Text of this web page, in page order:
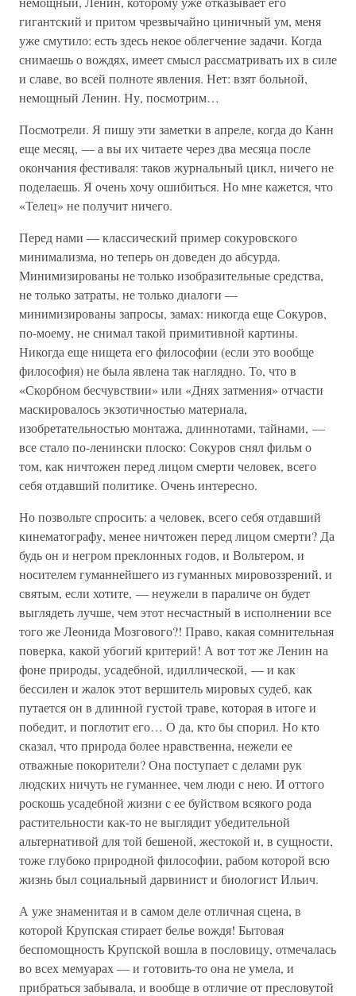
гигантский и притом чрезвычайно циничный ум, меня
уже смутило: есть здесь некое облегчение задачи. Когда
снимаешь о вождях, имеет смысл рассматривать их в силе
и славе, во всей полноте явления. Нет: взят больной,
немощный Ленин. Ну, посмотрим…
Посмотрели. Я пишу эти заметки в апреле, когда до Канн
еще месяц, — а вы их читаете через два месяца после
окончания фестиваля: таков журнальный цикл, ничего не
поделаешь. Я очень хочу ошибиться. Но мне кажется, что
«Телец» не получит ничего.
Перед нами — классический пример сокуровского
минимализма, но теперь он доведен до абсурда.
Минимизированы не только изобразительные средства,
не только затраты, не только диалоги —
минимизированы запросы, замах: никогда еще Сокуров,
по-моему, не снимал такой примитивной картины.
Никогда еще нищета его философии (если это вообще
философия) не была явлена так наглядно. То, что в
«Скорбном бесчувствии» или «Днях затмения» отчасти
маскировалось экзотичностью материала,
изобретательностью монтажа, длиннотами, тайнами, —
все стало по-ленински плоско: Сокуров снял фильм о
том, как ничтожен перед лицом смерти человек, всего
себя отдавший политике. Очень интересно.
Но позвольте спросить: а человек, всего себя отдавший
кинематографу, менее ничтожен перед лицом смерти? Да
будь он и негром преклонных годов, и Вольтером, и
носителем гуманнейшего из гуманных мировоззрений, и
святым, если хотите, — неужели в параличе он будет
выглядеть лучше, чем этот несчастный в исполнении все
того же Леонида Мозгового?! Право, какая сомнительная
поверка, какой убогий критерий! А вот тот же Ленин на
фоне природы, усадебной, идиллической, — и как
бессилен и жалок этот вершитель мировых судеб, как
путается он в длинной густой траве, которая в итоге и
победит, и поглотит его… О да, кто бы спорил. Но кто
сказал, что природа более нравственна, нежели ее
отважные покорители? Она поступает с делами рук
людских ничуть не гуманнее, чем люди с нею. И оттого
роскошь усадебной жизни с ее буйством всякого рода
растительности как-то не выглядит убедительной
альтернативой для той бешеной, жестокой и, в сущности,
тоже глубоко природной философии, рабом которой всю
жизнь был социальный дарвинист и биологист Ильич.
А уже знаменитая и в самом деле отличная сцена, в
которой Крупская стирает белье вождя! Бытовая
беспомощность Крупской вошла в пословицу, отмечалась
во всех мемуарах — и готовить-то она не умела, и
прибраться забывала, и вообще в отличие от пресловутой